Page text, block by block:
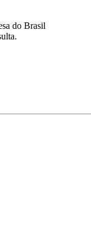
do Brasil